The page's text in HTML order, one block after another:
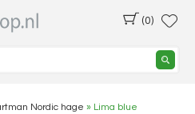
(0)
Nordic hage » Lima blue